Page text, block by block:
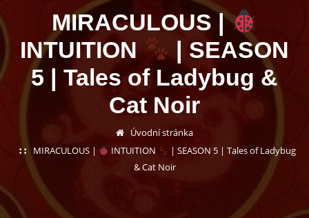
MIRACULOUS |
INTUITION
| SEASON
5 | Tales of Ladybug &
Cat Noir
Úvodní stránka
MIRACULOUS |
INTUITION
| SEASON 5 | Tales of Ladybug
& Cat Noir